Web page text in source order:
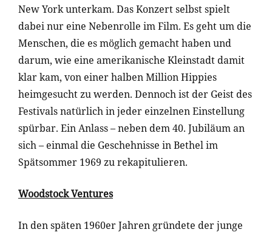
New York unterkam. Das Konzert selbst spielt
dabei nur eine Nebenrolle im Film. Es geht um die
Menschen, die es möglich gemacht haben und
darum, wie eine amerikanische Kleinstadt damit
klar kam, von einer halben Million Hippies
heimgesucht zu werden. Dennoch ist der Geist des
Festivals natürlich in jeder einzelnen Einstellung
spürbar. Ein Anlass – neben dem 40. Jubiläum an
sich – einmal die Geschehnisse in Bethel im
Spätsommer 1969 zu rekapitulieren.
Woodstock Ventures
In den späten 1960er Jahren gründete der junge